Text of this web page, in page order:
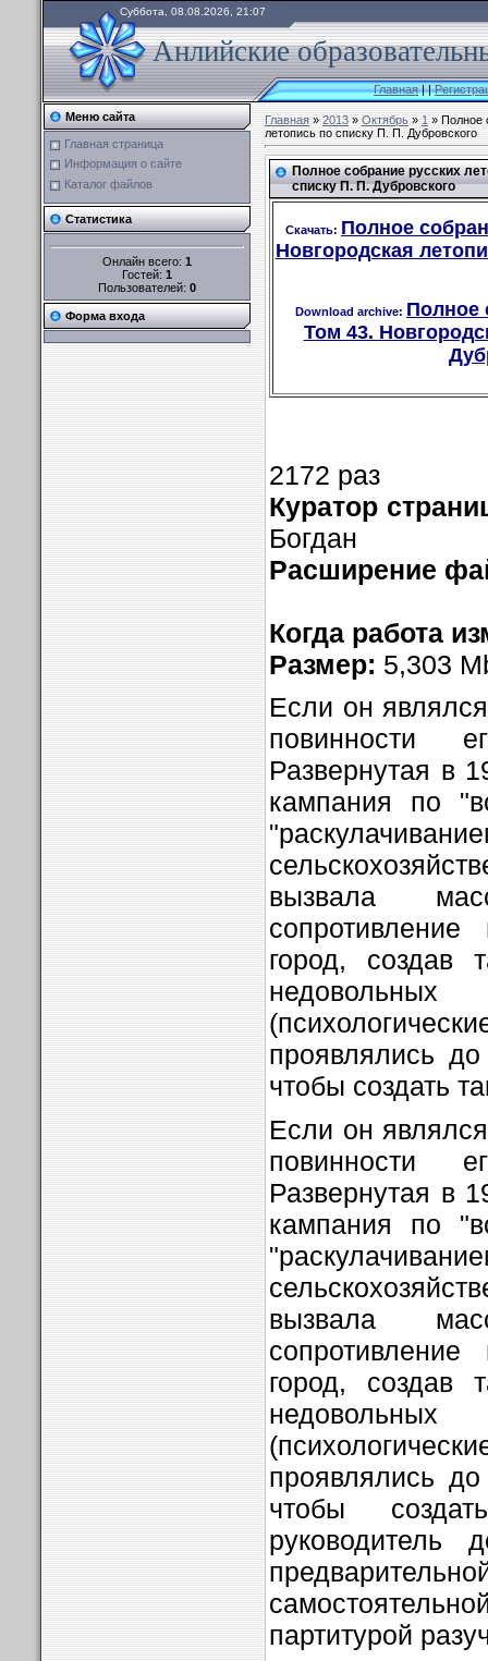
Суббота, 08.08.2026, 21:07
Анлийские
Главная||
Меню сайта
Главная страница
Информация о сайте
Каталог файлов
Статистика
Онлайн всего: 1
Гостей: 1
Пользователей: 0
Форма входа
Главная»2013 » Октябрь » 1» Полное
летопись по списку П. П. Дубровского
Полное собрание русских
списку П. П. Дубровского
Скачать: Полное
Новгородская
Download archive: Полное
Том 43.
2172 раз
Куратор
Богдан
Расширение
Когда работа
Размер: 5,303
Если он
повинности
Развернутая в
кампания по
вызвала
город, создав
проявлялись
чтобы создать
Если он
повинности
Развернутая в
кампания по
вызвала
город, создав
проявлялись
чтобы
руководитель
партитурой